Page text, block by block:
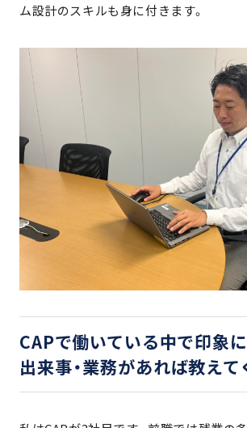
ム設計のスキルも身に付きます。
CAPで働いている中で印象
出来事・業務があれば教えて